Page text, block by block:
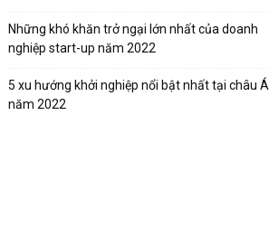
Những khó khăn trở ngại lớn nhất của doanh
nghiệp start-up năm 2022
5 xu hướng khởi nghiệp nổi bật nhất tại châu Á
năm 2022